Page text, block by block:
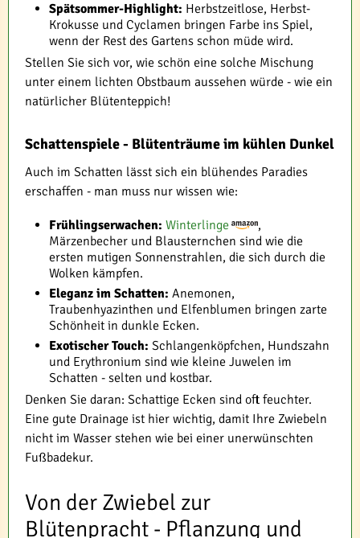
Spätsommer-Highlight: Herbstzeitlose, Herbst-
Krokusse und Cyclamen bringen Farbe ins Spiel,
wenn der Rest des Gartens schon müde wird.
Stellen Sie sich vor, wie schön eine solche Mischung
unter einem lichten Obstbaum aussehen würde - wie ein
natürlicher Blütenteppich!
Schattenspiele - Blütenträume im kühlen Dunkel
Auch im Schatten lässt sich ein blühendes Paradies
erschaffen - man muss nur wissen wie:
Frühlingserwachen: Winterlinge
,
Märzenbecher und Blausternchen sind wie die
ersten mutigen Sonnenstrahlen, die sich durch die
Wolken kämpfen.
Eleganz im Schatten: Anemonen,
Traubenhyazinthen und Elfenblumen bringen zarte
Schönheit in dunkle Ecken.
Exotischer Touch: Schlangenköpfchen, Hundszahn
und Erythronium sind wie kleine Juwelen im
Schatten - selten und kostbar.
Denken Sie daran: Schattige Ecken sind oft feuchter.
Eine gute Drainage ist hier wichtig, damit Ihre Zwiebeln
nicht im Wasser stehen wie bei einer unerwünschten
Fußbadekur.
Von der Zwiebel zur
Blütenpracht - Pflanzung und